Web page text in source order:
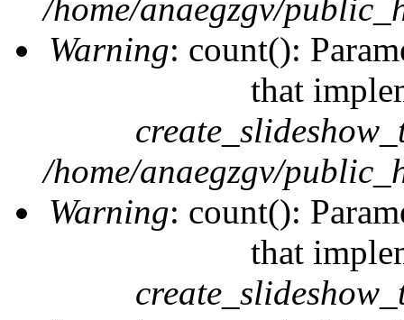
/home/anaegzgv/
Warning: count():
that
/home/anaegzgv/
Warning: count():
that